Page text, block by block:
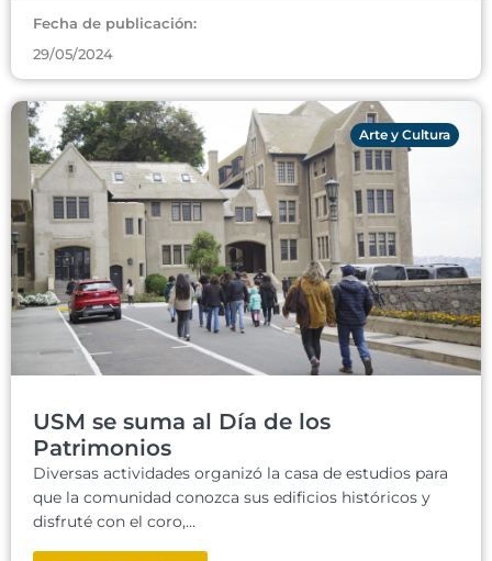
Fecha de publicación:
29/05/2024
Arte y Cultura
USM se suma al Día de los
Patrimonios
Diversas actividades organizó la casa de estudios para
que la comunidad conozca sus edificios históricos y
disfruté con el coro,...